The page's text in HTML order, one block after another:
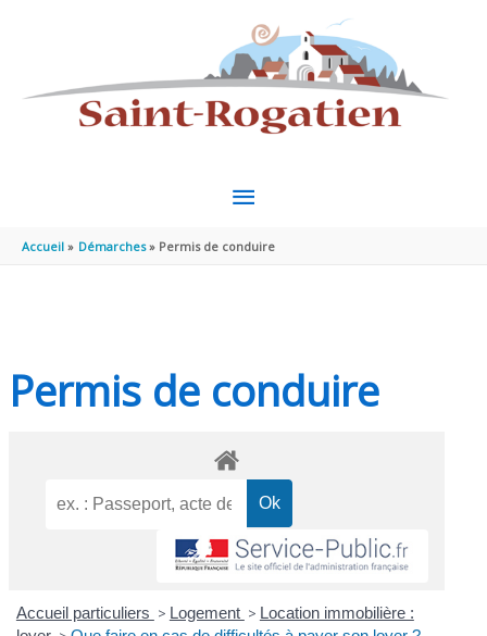
MENU
PRINCIPAL
Accueil Démarches Permis de conduire
Permis de conduire
Accueil particuliers > Logement > Location immobilière :